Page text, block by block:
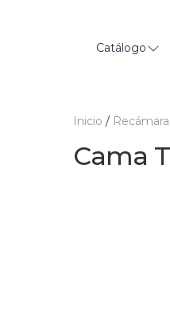
Catálogo
Inicio / Recámara
Cama